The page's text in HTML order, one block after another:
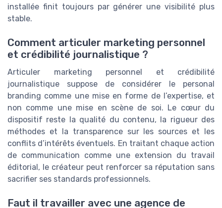
installée finit toujours par générer une visibilité plus
stable.
Comment articuler marketing personnel
et crédibilité journalistique ?
Articuler marketing personnel et crédibilité
journalistique suppose de considérer le personal
branding comme une mise en forme de l’expertise, et
non comme une mise en scène de soi. Le cœur du
dispositif reste la qualité du contenu, la rigueur des
méthodes et la transparence sur les sources et les
conflits d’intérêts éventuels. En traitant chaque action
de communication comme une extension du travail
éditorial, le créateur peut renforcer sa réputation sans
sacrifier ses standards professionnels.
Faut il travailler avec une agence de